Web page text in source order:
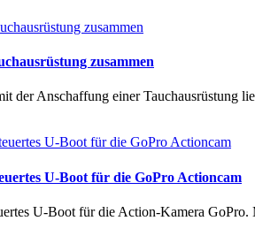
zusammen
der Anschaffung einer Tauchausrüstung
U-Boot für die GoPro Actioncam
U-Boot für die Action-Kamera